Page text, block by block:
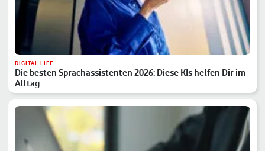
DIGITAL LIFE
Die besten Sprachassistenten 2026: Diese KIs helfen Dir im
Alltag